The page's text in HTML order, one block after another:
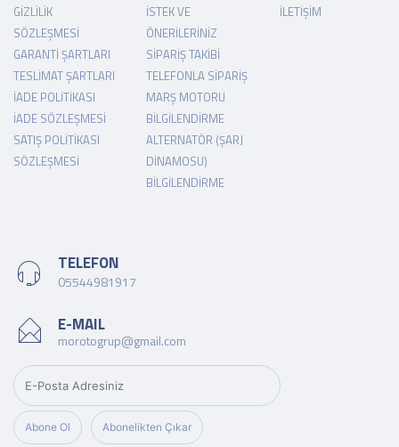
GIZLILIK
SÖZLEŞMESI
GARANTI ŞARTLARI
TESLIMAT ŞARTLARI
İADE POLITIKASI
İADE SÖZLEŞMESI
SATIŞ POLITIKASI
SÖZLEŞMESI
İSTEK VE
ÖNERILERINIZ
SIPARIŞ TAKIBI
TELEFONLA SIPARIŞ
MARŞ MOTORU
BILGILENDIRME
ALTERNATÖR (ŞARJ
DINAMOSU)
BILGILENDIRME
İLETIŞIM
TELEFON
05544981917
E-MAIL
morotogrup@gmail.com
Abone Ol Abonelikten Çıkar